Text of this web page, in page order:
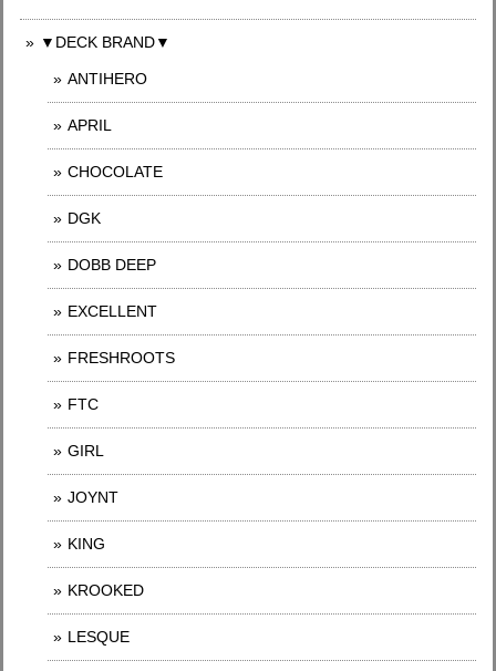
▼DECK BRAND▼
ANTIHERO
APRIL
CHOCOLATE
DGK
DOBB DEEP
EXCELLENT
FRESHROOTS
FTC
GIRL
JOYNT
KING
KROOKED
LESQUE